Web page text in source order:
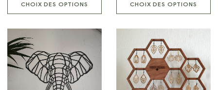
CHOIX DES OPTIONS CHOIX DES OPTIONS